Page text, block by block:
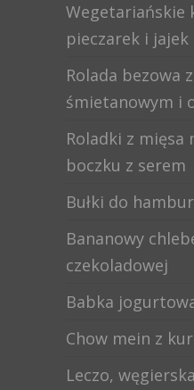
Wegetariańskie
pieczarek i jajek
Rolada bezowa
śmietanowym i
Roladki z mięsa
boczku z serem
Bułki do
Bananowy
czekoladowej
Babka
Chow mein z
Leczo,